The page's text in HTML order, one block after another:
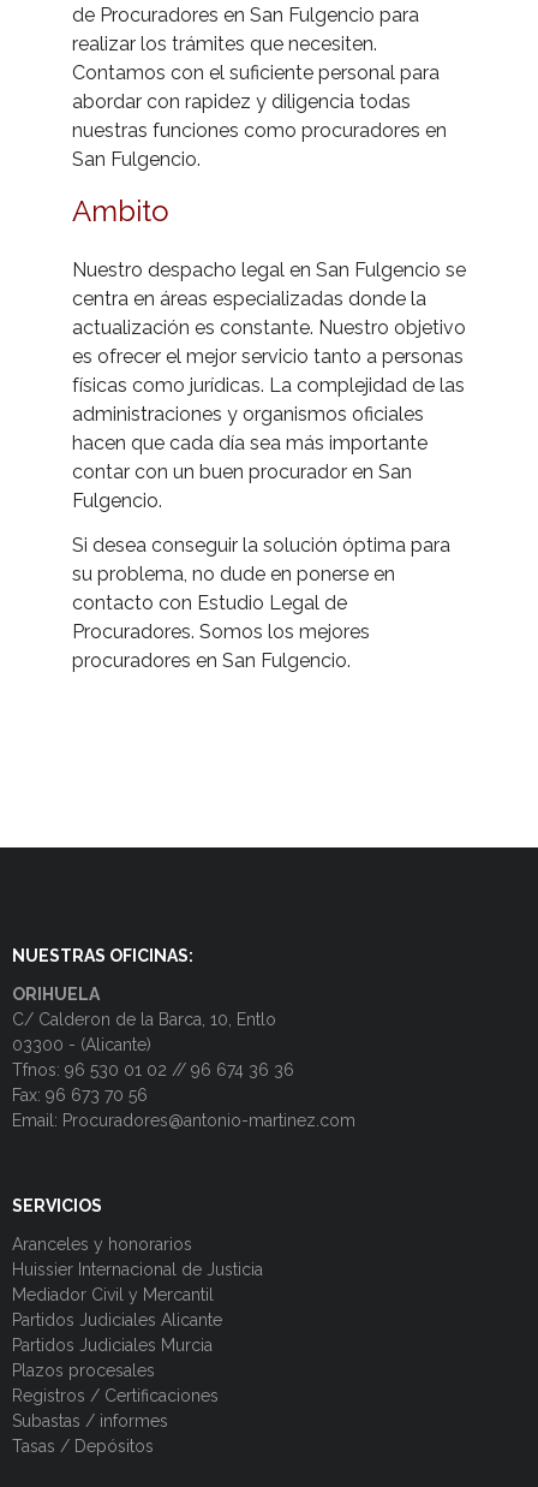
- Reformas Legales
de Procuradores en San Fulgencio para
realizar los trámites que necesiten.
Contamos con el suficiente personal para
abordar con rapidez y diligencia todas
nuestras funciones como procuradores en
San Fulgencio.
Ambito
Nuestro despacho legal en San Fulgencio se
centra en áreas especializadas donde la
actualización es constante. Nuestro objetivo
es ofrecer el mejor servicio tanto a personas
físicas como jurídicas. La complejidad de las
administraciones y organismos oficiales
hacen que cada día sea más importante
contar con un buen procurador en San
Fulgencio.
Si desea conseguir la solución óptima para
su problema, no dude en ponerse en
contacto con Estudio Legal de
Procuradores. Somos los mejores
procuradores en San Fulgencio.
NUESTRAS OFICINAS:
ORIHUELA
C/ Calderon de la Barca, 10, Entlo
03300 - (Alicante)
Tfnos: 96 530 01 02 // 96 674 36 36
Fax: 96 673 70 56
Email: Procuradores@antonio-martinez.com
SERVICIOS
Aranceles y honorarios
Huissier Internacional de Justicia
Mediador Civil y Mercantil
Partidos Judiciales Alicante
Partidos Judiciales Murcia
Plazos procesales
Registros / Certificaciones
Subastas / informes
Tasas / Depósitos